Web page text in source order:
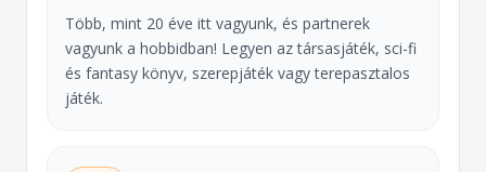
Több, mint 20 éve itt vagyunk, és partnerek
vagyunk a hobbidban! Legyen az társasjáték, sci-fi
és fantasy könyv, szerepjáték vagy terepasztalos
játék.